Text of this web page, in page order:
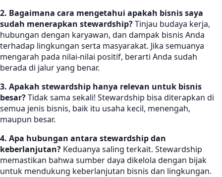
2. Bagaimana cara mengetahui apakah bisnis saya
sudah menerapkan stewardship?Tinjau budaya kerja,
hubungan dengan karyawan, dan dampak bisnis Anda
terhadap lingkungan serta masyarakat. Jika semuanya
mengarah pada nilai-nilai positif, berarti Anda sudah
berada di jalur yang benar.
3. Apakah stewardship hanya relevan untuk bisnis
besar?Tidak sama sekali! Stewardship bisa diterapkan di
semua jenis bisnis, baik itu usaha kecil, menengah,
maupun besar.
4. Apa hubungan antara stewardship dan
keberlanjutan? Keduanya saling terkait. Stewardship
memastikan bahwa sumber daya dikelola dengan bijak
untuk mendukung keberlanjutan bisnis dan lingkungan.